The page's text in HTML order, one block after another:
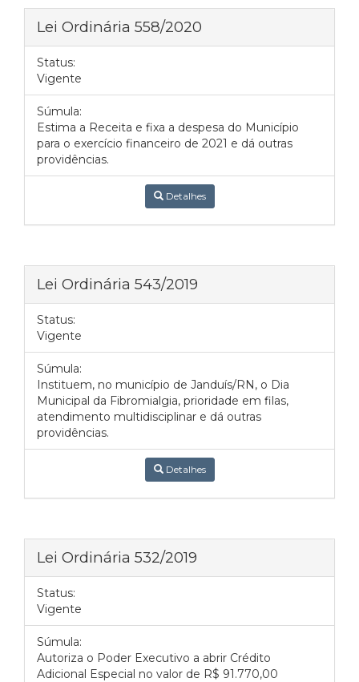
Lei Ordinária 558/2020
Status:
Vigente
Súmula:
Estima a Receita e fixa a despesa do Município
para o exercício financeiro de 2021 e dá outras
providências.
Detalhes
Lei Ordinária 543/2019
Status:
Vigente
Súmula:
Instituem, no município de Janduís/RN, o Dia
Municipal da Fibromialgia, prioridade em filas,
atendimento multidisciplinar e dá outras
providências.
Detalhes
Lei Ordinária 532/2019
Status:
Vigente
Súmula:
Autoriza o Poder Executivo a abrir Crédito
Adicional Especial no valor de R$ 91.770,00